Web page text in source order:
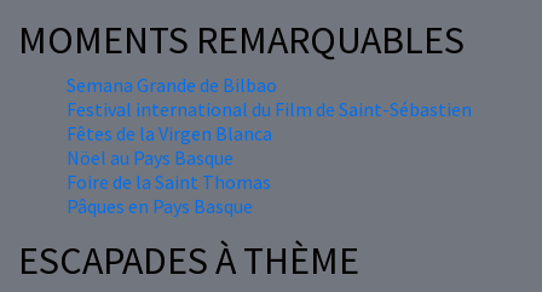
MOMENTS REMARQUABLES
Semana Grande de Bilbao
Festival international du Film de Saint-Sébastien
Fêtes de la Virgen Blanca
Nöel au Pays Basque
Foire de la Saint Thomas
Pâques en Pays Basque
ESCAPADES À THÈME